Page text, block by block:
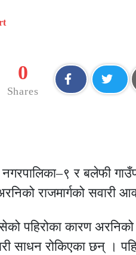
0
Shares
र बलेफी
राजमार्गको सवारी
पहिरोका कारण अरनिको
साधन रोकिएका छन् ।